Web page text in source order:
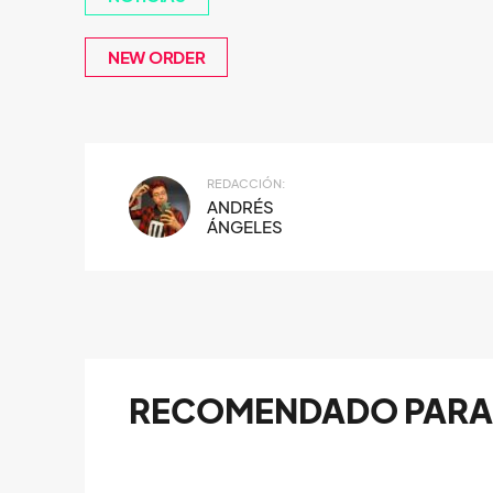
NEW ORDER
REDACCIÓN:
ANDRÉS
ÁNGELES
RECOMENDADO